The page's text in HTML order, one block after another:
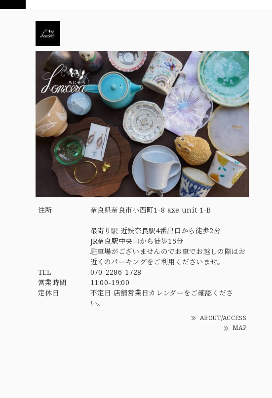
住所 奈良県奈良市小西町1-8 axe unit 1-B
最寄り駅 近鉄奈良駅4番出口から徒歩2分
JR奈良駅中央口から徒歩15分
駐車場がございませんのでお車でお越しの際はお
近くのパーキングをご利用くださいませ。
TEL
070-2286-1728
営業時間
11:00-19:00
定休日
不定日 店舗営業日カレンダーをご確認くださ
い。
ABOUT/ACCESS
MAP